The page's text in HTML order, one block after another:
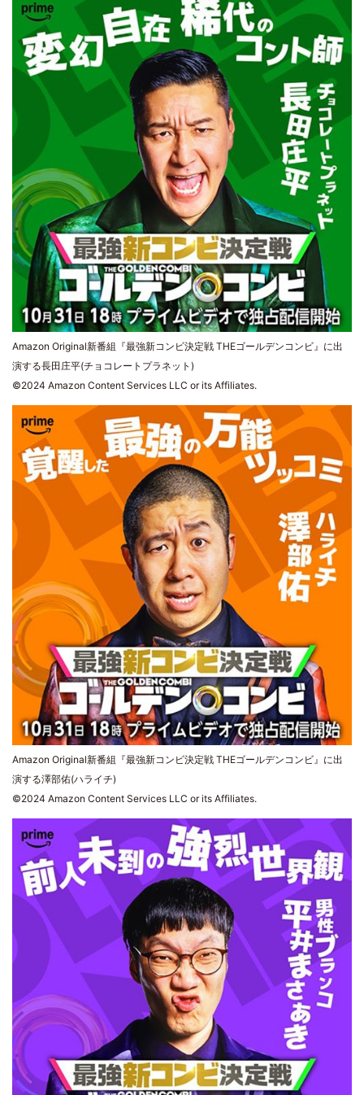
Amazon Original新番組『最強新コンビ決定戦 THEゴールデンコンビ』に出
演する長田庄平(チョコレートプラネット)
©2024 Amazon Content Services LLC or its Affiliates.
Amazon Original新番組『最強新コンビ決定戦 THEゴールデンコンビ』に出
演する澤部佑(ハライチ)
©2024 Amazon Content Services LLC or its Affiliates.